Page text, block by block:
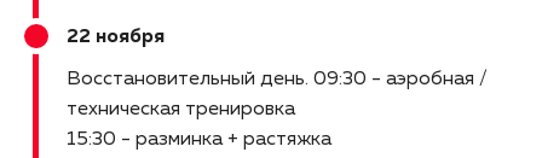
22 ноября
Восстановительный день 09:30 - аэробная /
техническая тренировка
15:30 - разминка + растяжка